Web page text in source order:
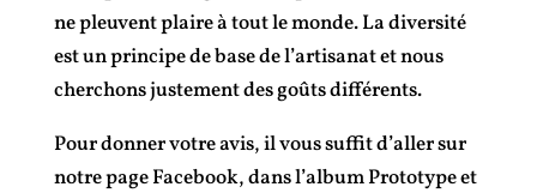
ne pleuvent plaire à tout le monde. La diversité
est un principe de base de l’artisanat et nous
cherchons justement des goûts différents.
Pour donner votre avis, il vous suffit d’aller sur
notre page Facebook, dans l’album Prototype et